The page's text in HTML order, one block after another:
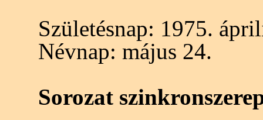
Születésnap: 1975.
Névnap: május 24.
Sorozat